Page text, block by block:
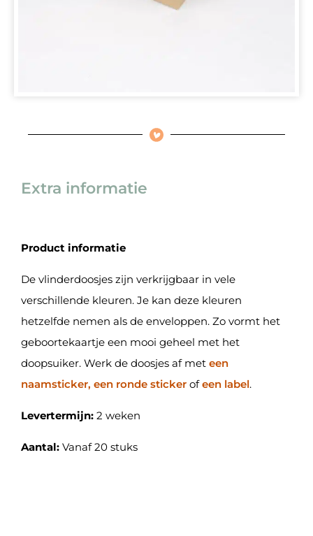
Extra informatie
Product informatie
De vlinderdoosjes zijn verkrijgbaar in vele
verschillende kleuren. Je kan deze kleuren
hetzelfde nemen als de enveloppen. Zo vormt het
geboortekaartje een mooi geheel met het
doopsuiker. Werk de doosjes af met een
naamsticker, een ronde sticker ofeen label.
Levertermijn: 2 weken
Aantal: Vanaf 20 stuks